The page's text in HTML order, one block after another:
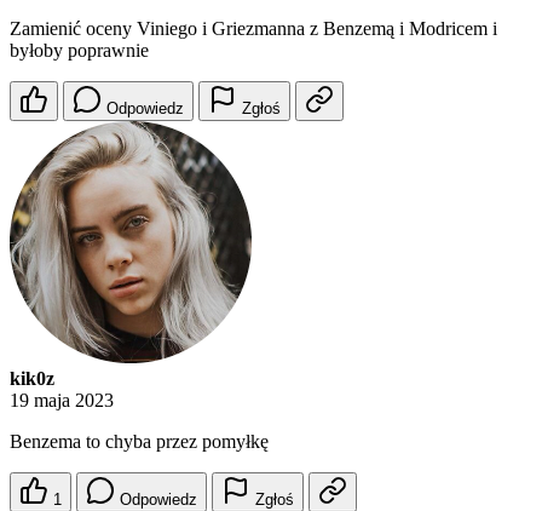
Zamienić oceny Viniego i Griezmanna z Benzemą i Modricem i
byłoby poprawnie
Odpowiedz Zgłoś
kik0z
19 maja 2023
Benzema to chyba przez pomyłkę
1 Odpowiedz Zgłoś